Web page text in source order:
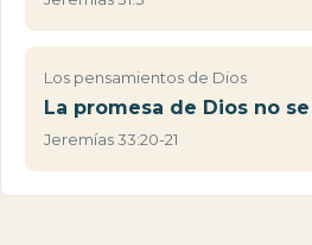
Los pensamientos de Dios
La promesa de Dios no
Jeremías 33:20-21